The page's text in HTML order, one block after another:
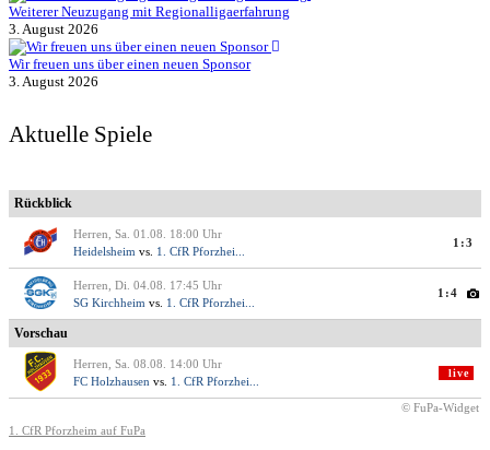
Weiterer Neuzugang mit Regionalligaerfahrung
3. August 2026
Wir freuen uns über einen neuen Sponsor
3. August 2026
Aktuelle Spiele